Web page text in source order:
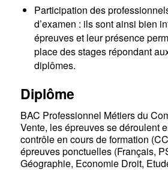
Participation des
d’examen : ils sont ainsi bien
épreuves et leur présence
place des stages répondant
diplômes.
Diplôme
BAC Professionnel Métiers du
Vente, les épreuves se déroulent
contrôle en cours de formation
épreuves ponctuelles (Français,
Géographie, Economie Droit,